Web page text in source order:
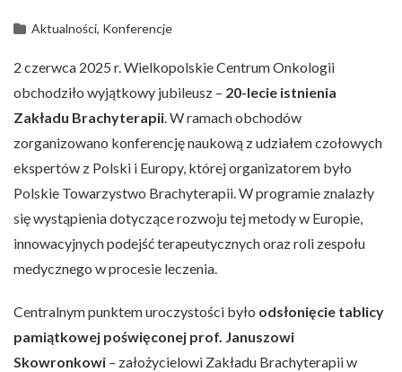
Aktualności, Konferencje
2 czerwca 2025 r. Wielkopolskie Centrum Onkologii
obchodziło wyjątkowy jubileusz – 20-lecie istnienia
Zakładu Brachyterapii. W ramach obchodów
zorganizowano konferencję naukową z udziałem czołowych
ekspertów z Polski i Europy, której organizatorem było
Polskie Towarzystwo Brachyterapii. W programie znalazły
się wystąpienia dotyczące rozwoju tej metody w Europie,
innowacyjnych podejść terapeutycznych oraz roli zespołu
medycznego w procesie leczenia.
Centralnym punktem uroczystości było odsłonięcie tablicy
pamiątkowej poświęconej prof. Januszowi
Skowronkowi – założycielowi Zakładu Brachyterapii w